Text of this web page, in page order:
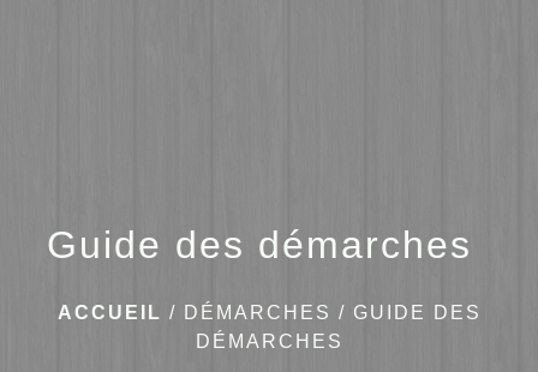
Guide des démarches
ACCUEIL / DÉMARCHES / GUIDE DES
DÉMARCHES